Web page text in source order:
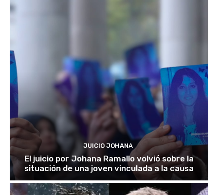
JUICIO JOHANA
El juicio por Johana Ramallo volvió sobre la
situación de una joven vinculada a la causa